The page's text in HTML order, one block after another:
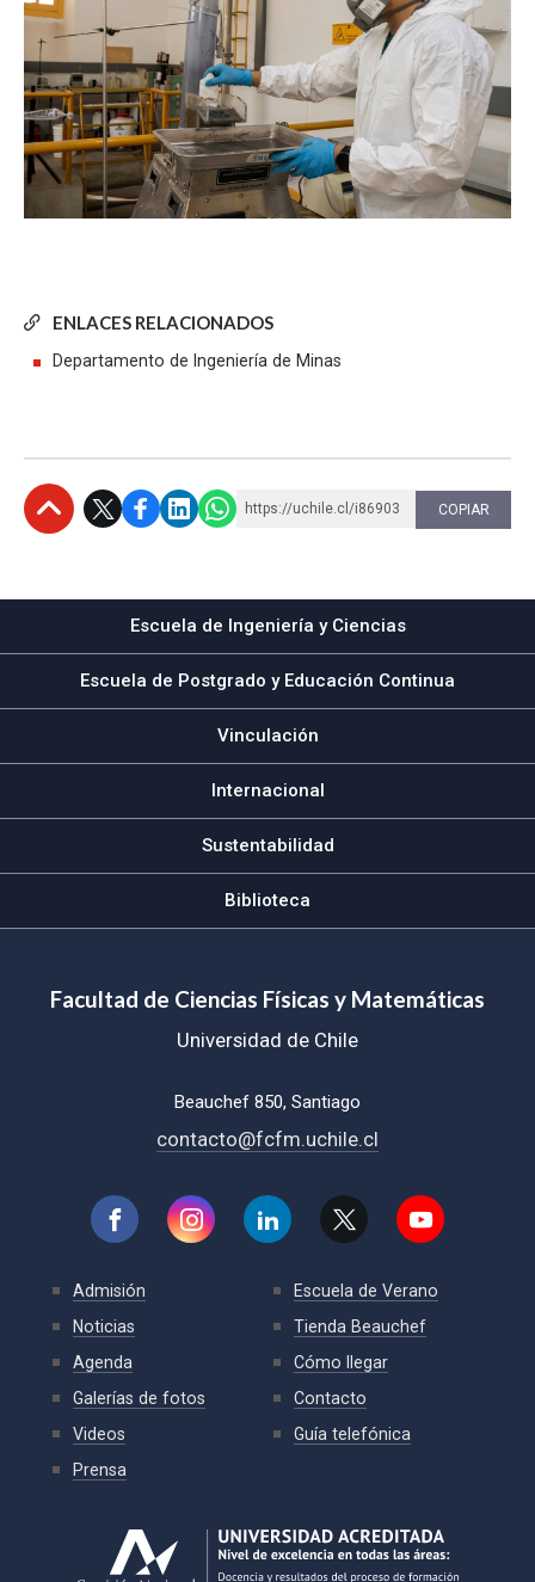
ENLACES RELACIONADOS
Departamento de Ingeniería de Minas
https://uchile.cl/i86903 COPIAR
Escuela de Ingeniería y Ciencias
Escuela de Postgrado y Educación Continua
Vinculación
Internacional
Sustentabilidad
Biblioteca
Facultad de Ciencias Físicas y Matemáticas
Universidad de Chile
Beauchef 850, Santiago
contacto@fcfm.uchile.cl
Admisión
Noticias
Agenda
Galerías de fotos
Videos
Prensa
Escuela de Verano
Tienda Beauchef
Cómo llegar
Contacto
Guía telefónica